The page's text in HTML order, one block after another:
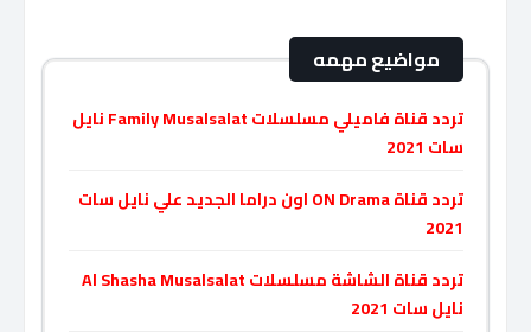
مواضيع مهمه
تردد قناة فاميلي مسلسلات Family Musalsalat نايل
سات 2021
تردد قناة ON Drama اون دراما الجديد علي نايل سات
2021
تردد قناة الشاشة مسلسلات Al Shasha Musalsalat
نايل سات 2021